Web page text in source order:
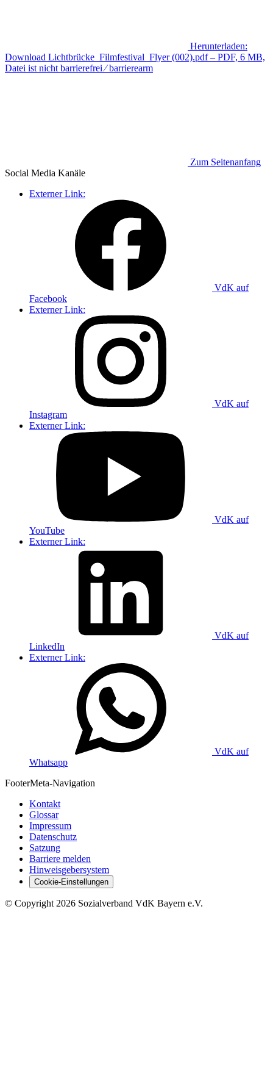
Herunterladen:
Download Lichtbrücke_Filmfestival_Flyer (002).pdf – PDF, 6 MB,
Datei ist nicht barrierefrei ⁄ barrierearm
Zum Seitenanfang
Social Media Kanäle
Externer Link:
VdK auf
Facebook
Externer Link:
VdK auf
Instagram
Externer Link:
VdK auf
YouTube
Externer Link:
VdK auf
LinkedIn
Externer Link:
VdK auf
Whatsapp
FooterMeta-Navigation
Kontakt
Glossar
Impressum
Datenschutz
Satzung
Barriere melden
Hinweisgebersystem
Cookie-Einstellungen
© Copyright 2026 Sozialverband VdK Bayern e.V.